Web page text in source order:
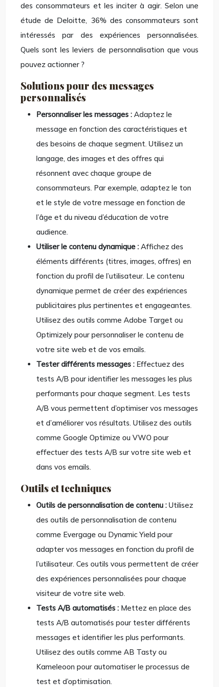
des consommateurs et les inciter à agir. Selon une
étude de Deloitte, 36% des consommateurs sont
intéressés par des expériences personnalisées.
Quels sont les leviers de personnalisation que vous
pouvez actionner ?
Solutions pour des messages
personnalisés
Personnaliser les messages : Adaptez le
message en fonction des caractéristiques et
des besoins de chaque segment. Utilisez un
langage, des images et des offres qui
résonnent avec chaque groupe de
consommateurs. Par exemple, adaptez le ton
et le style de votre message en fonction de
l’âge et du niveau d’éducation de votre
audience.
Utiliser le contenu dynamique : Affichez des
éléments différents (titres, images, offres) en
fonction du profil de l’utilisateur. Le contenu
dynamique permet de créer des expériences
publicitaires plus pertinentes et engageantes.
Utilisez des outils comme Adobe Target ou
Optimizely pour personnaliser le contenu de
votre site web et de vos emails.
Tester différents messages : Effectuez des
tests A/B pour identifier les messages les plus
performants pour chaque segment. Les tests
A/B vous permettent d’optimiser vos messages
et d’améliorer vos résultats. Utilisez des outils
comme Google Optimize ou VWO pour
effectuer des tests A/B sur votre site web et
dans vos emails.
Outils et techniques
Outils de personnalisation de contenu : Utilisez
des outils de personnalisation de contenu
comme Evergage ou Dynamic Yield pour
adapter vos messages en fonction du profil de
l’utilisateur. Ces outils vous permettent de créer
des expériences personnalisées pour chaque
visiteur de votre site web.
Tests A/B automatisés : Mettez en place des
tests A/B automatisés pour tester différents
messages et identifier les plus performants.
Utilisez des outils comme AB Tasty ou
Kameleoon pour automatiser le processus de
test et d’optimisation.